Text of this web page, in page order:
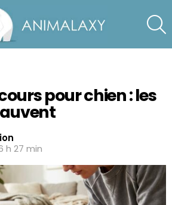
pour chien : les
h 27 min